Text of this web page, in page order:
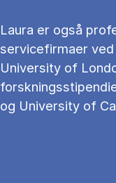
Laura er også
servicefirmaer ved
University of
og University of